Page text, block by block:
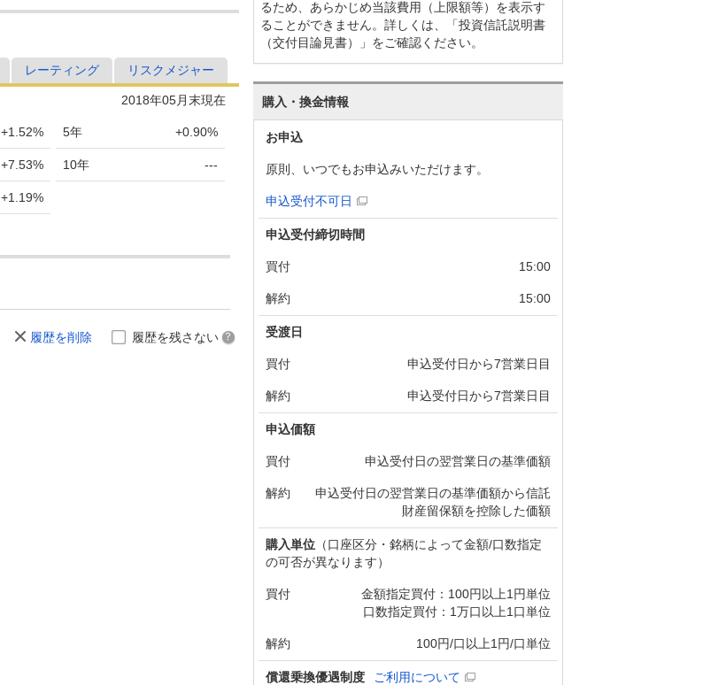
レーティング リスクメジャー
2018年05月末現在
+1.52%
+7.53%
+1.19%
5年 +0.90%
10年 ---
履歴を削除 履歴を残さない
るため、あらかじめ当該費用（上限額等）を表示す
ることができません。詳しくは、「投資信託説明書
（交付目論見書）」をご確認ください。
購入・換金情報
お申込
原則、いつでもお申込みいただけます。
申込受付不可日
申込受付締切時間
買付 15:00
解約 15:00
受渡日
買付 申込受付日から7営業日目
解約 申込受付日から7営業日目
申込価額
買付 申込受付日の翌営業日の基準価額
解約
申込受付日の翌営業日の基準価額から信託
財産留保額を控除した価額
購入単位 （口座区分・銘柄によって金額/口数指定
の可否が異なります）
買付
金額指定買付：100円以上1円単位
口数指定買付：1万口以上1口単位
解約 100円/口以上1円/口単位
償還乗換優遇制度 ご利用について